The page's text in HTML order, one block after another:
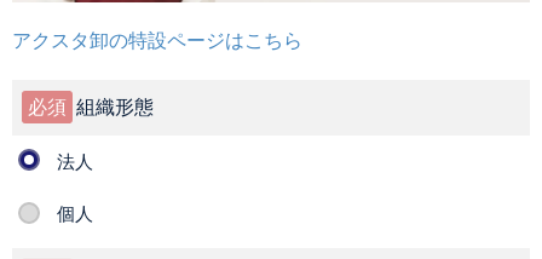
アクスタ卸の特設ページはこちら
必須 組織形態
法人
個人